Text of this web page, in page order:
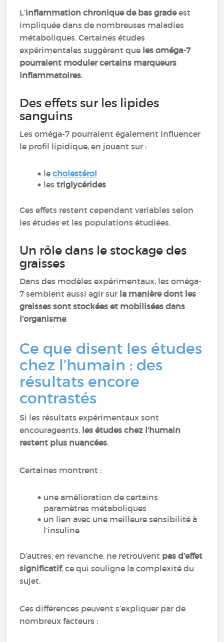
L’inflammation chronique de bas gradeest
impliquée dans de nombreuses maladies
métaboliques. Certaines études
expérimentales suggèrent que les oméga-7
pourraient moduler certains marqueurs
inflammatoires.
Des effets sur les lipides
sanguins
Les oméga-7 pourraient également influencer
le profil lipidique, en jouant sur :
lecholestérol
lestriglycérides
Ces effets restent cependant variables selon
les études et les populations étudiées.
Un rôle dans le stockage des
graisses
Dans des modèles expérimentaux, les oméga-
7 semblent aussi agir sur la manière dont les
graisses sont stockées et mobilisées dans
l’organisme.
Ce que disent les études
chez l’humain : des
résultats encore
contrastés
Si les résultats expérimentaux sont
encourageants, les études chez l’humain
restent plus nuancées.
Certaines montrent :
une amélioration de certains
paramètres métaboliques
un lien avec une meilleure sensibilité à
l’insuline
D’autres, en revanche, ne retrouvent pas d’effet
significatif, ce qui souligne la complexité du
sujet.
Ces différences peuvent s’expliquer par de
nombreux facteurs :